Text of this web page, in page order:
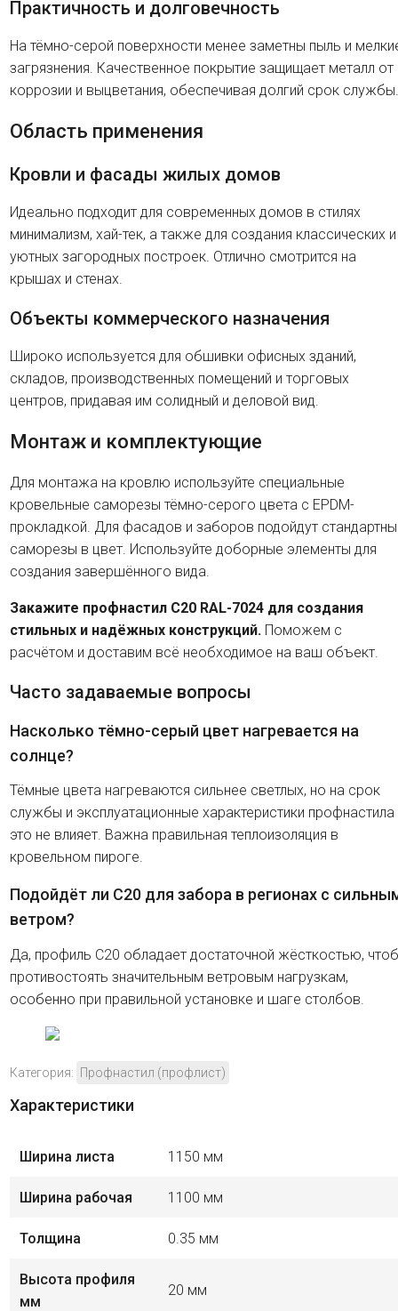
Практичность и долговечность
На тёмно-серой поверхности менее заметны пыль и
загрязнения. Качественное покрытие защищает металл от
коррозии и выцветания, обеспечивая долгий срок службы.
Область применения
Кровли и фасады жилых домов
Идеально подходит для современных домов в стилях
минимализм, хай-тек, а также для создания классических и
уютных загородных построек. Отлично смотрится на
крышах и стенах.
Объекты коммерческого назначения
Широко используется для обшивки офисных зданий,
складов, производственных помещений и торговых
центров, придавая им солидный и деловой вид.
Монтаж и комплектующие
Для монтажа на кровлю используйте специальные
кровельные саморезы тёмно-серого цвета с EPDM-
прокладкой. Для фасадов и заборов подойдут
саморезы в цвет. Используйте доборные элементы для
создания завершённого вида.
Закажите профнастил C20 RAL-7024 для создания
стильных и надёжных конструкций. Поможем с
расчётом и доставим всё необходимое на ваш объект.
Часто задаваемые вопросы
Насколько тёмно-серый цвет нагревается на
солнце?
Тёмные цвета нагреваются сильнее светлых, но на срок
службы и эксплуатационные характеристики профнастила
это не влияет. Важна правильная теплоизоляция в
кровельном пироге.
Подойдёт ли C20 для забора в регионах с
ветром?
Да, профиль C20 обладает достаточной жёсткостью,
противостоять значительным ветровым нагрузкам,
особенно при правильной установке и шаге столбов.
Категория: Профнастил (профлист)
Характеристики
Ширина листа 1150 мм
Ширина рабочая 1100 мм
Толщина 0.35 мм
Высота профиля
мм
20 мм